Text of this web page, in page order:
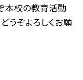
本校の教育活動
うぞよろしくお願